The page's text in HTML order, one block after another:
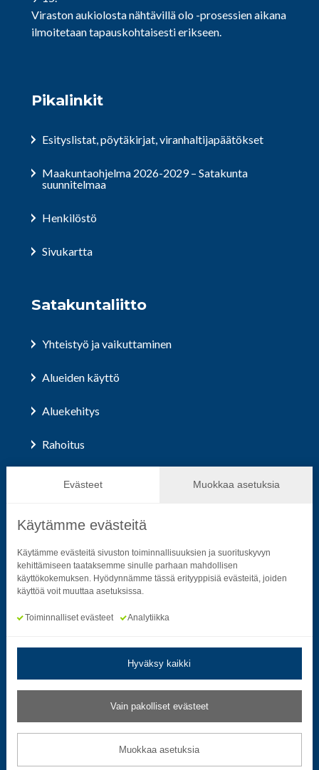
Evästeet Muokkaa asetuksia
Käytämme evästeitä
Käytämme evästeitä sivuston toiminnallisuuksien ja suorituskyvyn
kehittämiseen taataksemme sinulle parhaan mahdollisen
käyttökokemuksen. Hyödynnämme tässä erityyppisiä evästeitä, joiden
käyttöä voit muuttaa asetuksissa.
Toiminnalliset evästeet Analytiikka
Hyväksy kaikki
Vain pakolliset evästeet
Muokkaa asetuksia
Viraston aukiolosta nähtävillä olo -prosessien aikana
ilmoitetaan tapauskohtaisesti erikseen.
Pikalinkit
Esityslistat, pöytäkirjat, viranhaltijapäätökset
Maakuntaohjelma 2026-2029 – Satakunta
suunnitelmaa
Henkilöstö
Sivukartta
Satakuntaliitto
Yhteistyö ja vaikuttaminen
Alueiden käyttö
Aluekehitys
Rahoitus
Hallinto ja päätöksenteko
Seuraa sosiaalisessa mediassa
Neliön mallinen ikoni, joka kuvastaa f-kirjainta.
Neliön mallinen ikoni, joka kuvastaa f-kirjainta.
Neliön mallinen ikoni, joka kuvastaa
Neliön mallinen ikoni, jonka
Neliön mallinen ikoni,
Neliön mallinen
Tietosuoja- ja rekisteriselosteet|
Saavutettavuusseloste